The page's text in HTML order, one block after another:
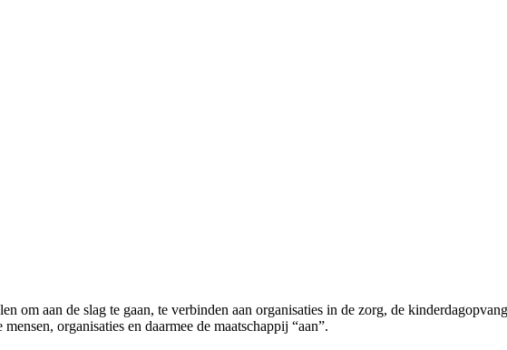
om aan de slag te gaan, te verbinden aan organisaties in de zorg, de
organisaties en daarmee de maatschappij “aan”.